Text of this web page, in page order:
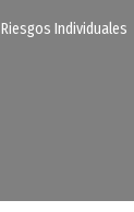
Riesgos Individuales